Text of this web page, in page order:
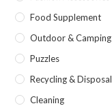
Food Supplement
Outdoor & Camping
Puzzles
Recycling & Disposal
Cleaning